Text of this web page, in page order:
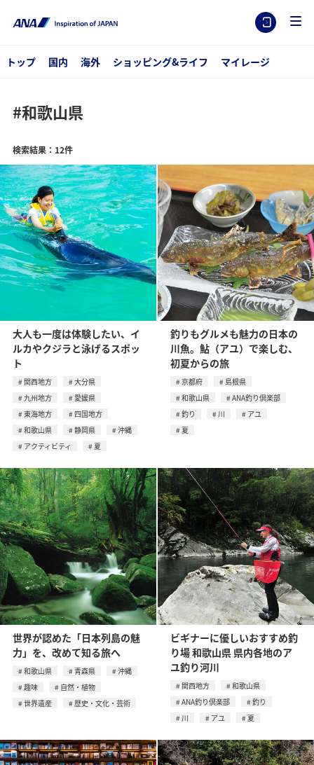
トップ 国内 海外 ショッピング&ライフ マイレージ
#和歌山県
検索結果：12件
大人も一度は体験したい、イ
ルカやクジラと泳げるスポッ
ト
関西地方
大分県
九州地方
愛媛県
東海地方
四国地方
和歌山県
静岡県
沖縄
アクティビティ
夏
釣りもグルメも魅力の日本の
川魚。鮎（アユ）で楽しむ、
初夏からの旅
京都府
島根県
和歌山県
ANA釣り倶楽部
釣り
川
アユ
夏
世界が認めた「日本列島の魅
力」を、改めて知る旅へ
和歌山県 青森県
沖縄
趣味
自然・植物
世界遺産
歴史・文化・芸術
ビギナーに優しいおすすめ釣
り場 和歌山県 県内各地のア
ユ釣り河川
関西地方
和歌山県
ANA釣り倶楽部
釣り
川
アユ 夏